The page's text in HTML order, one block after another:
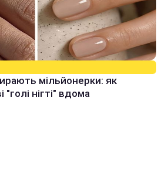
мільйонерки: як
нігті" вдома